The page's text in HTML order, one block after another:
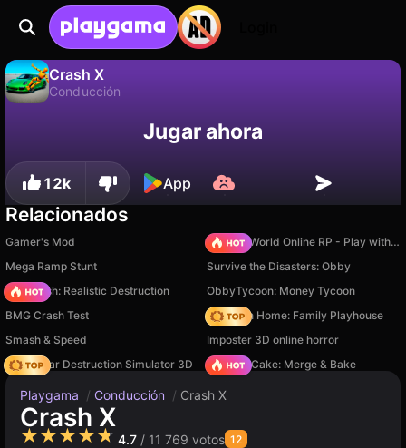
Crash X
Conducción
¡Guarda el progreso!Jugar ahora
12k App
Relacionados
Gamer's Mod
Sprunki World Online RP - Play with Friends!
Mega Ramp Stunt
Survive the Disasters: Obby
Car Crush: Realistic Destruction
ObbyTycoon: Money Tycoon
BMG Crash Test
My Town Home: Family Playhouse
Smash & Speed
Imposter 3D online horror
Online Car Destruction Simulator 3D
Piece of Cake: Merge & Bake
Playgama / Conducción / Crash X
Crash X
★★★★★ 4.7 / 11 769 votos 12